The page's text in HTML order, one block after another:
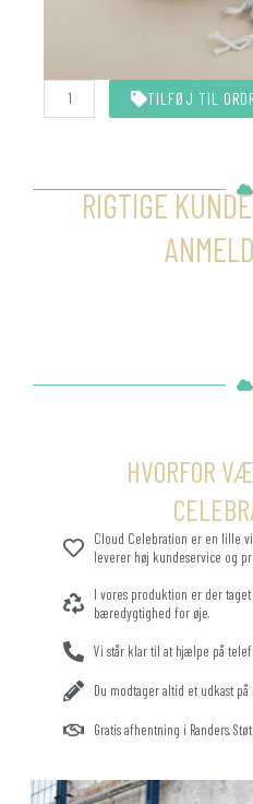
TILFØJ TIL
RIGTIGE
HVORFOR
Cloud Celebration er en lille
leverer høj kundeservice og
I vores produktion er der
bæredygtighed for øje.
Vi står klar til at hjælpe på
Du modtager altid et udkast
Gratis afhentning i Randers.